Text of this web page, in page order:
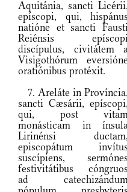
Aquitánia, sancti Licérii,
epíscopi, qui, hispánus
natióne et sancti
Reiénsis
discípulus, civitátem
Visigothórum eversióne
oratiónibus protéxit.
7. Areláte in Província,
sancti Cæsárii, epíscopi,
qui, post
monásticam in
Lirinénsi ductam,
episcopátum invítus
suscípiens, sermónes
festivitátibus cóngruos
ad